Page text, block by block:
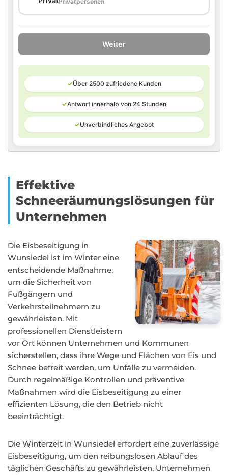
Weiter
✓Über 2500 zufriedene Kunden
✓Antwort innerhalb von 24 Stunden
✓Unverbindliches Angebot
Effektive
Schneeräumungslösungen für
Unternehmen
Die Eisbeseitigung in
Wunsiedel ist im Winter eine
entscheidende Maßnahme,
um die Sicherheit von
Fußgängern und
Verkehrsteilnehmern zu
gewährleisten. Mit
professionellen Dienstleistern
vor Ort können Unternehmen und Kommunen
sicherstellen, dass ihre Wege und Flächen von Eis und
Schnee befreit werden, um Unfälle zu vermeiden.
Durch regelmäßige Kontrollen und präventive
Maßnahmen wird die Eisbeseitigung zu einer
effizienten Lösung, die den Betrieb nicht
beeinträchtigt.
Die Winterzeit in Wunsiedel erfordert eine zuverlässige
Eisbeseitigung, um den reibungslosen Ablauf des
täglichen Geschäfts zu gewährleisten. Unternehmen